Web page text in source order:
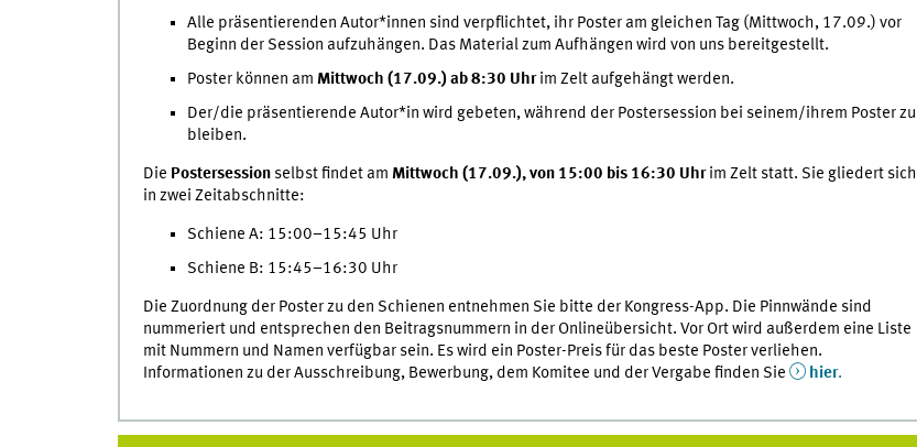
Alle präsentierenden Autor*innen sind verpflichtet, ihr Poster am gleichen Tag (Mittwoch, 17.09.) vor
Beginn der Session aufzuhängen. Das Material zum Aufhängen wird von uns bereitgestellt.
Poster können am Mittwoch (17.09.) ab 8:30 Uhrim Zelt aufgehängt werden.
Der/die präsentierende Autor*in wird gebeten, während der Postersession bei seinem/ihrem Poster zu
bleiben.
Die Postersession selbst findet am Mittwoch (17.09.), von 15:00 bis 16:30 Uhrim Zelt statt. Sie gliedert sich
in zwei Zeitabschnitte:
Schiene A: 15:00–15:45 Uhr
Schiene B: 15:45–16:30 Uhr
Die Zuordnung der Poster zu den Schienen entnehmen Sie bitte der Kongress-App. Die Pinnwände sind
nummeriert und entsprechen den Beitragsnummern in der Onlineübersicht. Vor Ort wird außerdem eine Liste
mit Nummern und Namen verfügbar sein. Es wird ein Poster-Preis für das beste Poster verliehen.
Informationen zu der Ausschreibung, Bewerbung, dem Komitee und der Vergabe finden Sie
hier.